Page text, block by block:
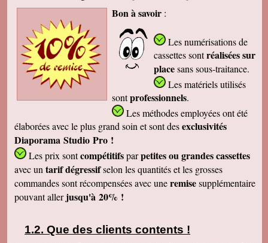
Bon à savoir :
Les numérisations de
cassettessontréalisées sur
placesans sous-traitance.
Les matériels utilisés
sontprofessionnels.
Les méthodes employéesont été
élaborées avec le plus grand soin et sont desexclusivités
Diaporama Studio Pro !
Les prix sontcompétitifsparpetitesou grandes cassettes
avec un tarif dégressifselon les quantités et les grosses
commandes sont récompensées avec uneremisesupplémentaire
pouvant allerjusqu'à 20% !
Que des clients contents !